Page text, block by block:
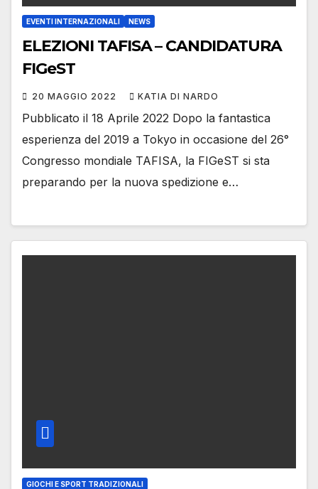
EVENTI INTERNAZIONALI NEWS
ELEZIONI TAFISA – CANDIDATURA
FIGeST
20 MAGGIO 2022 KATIA DI NARDO
Pubblicato il 18 Aprile 2022 Dopo la fantastica
esperienza del 2019 a Tokyo in occasione del 26°
Congresso mondiale TAFISA, la FIGeST si sta
preparando per la nuova spedizione e…
GIOCHI E SPORT TRADIZIONALI